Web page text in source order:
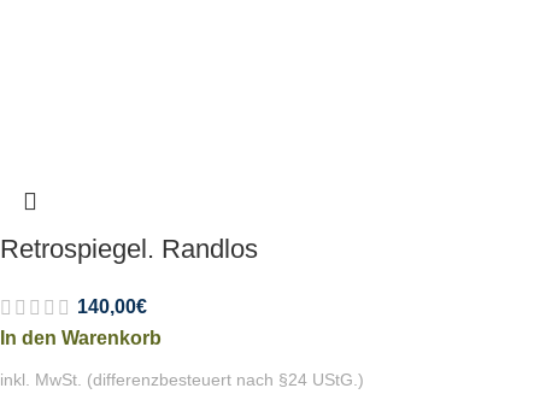
Retrospiegel. Randlos
140,00€
In den Warenkorb
inkl. MwSt. (differenzbesteuert nach §24 UStG.)